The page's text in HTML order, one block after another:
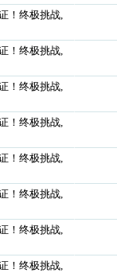
！终极挑战,
！终极挑战,
！终极挑战,
！终极挑战,
！终极挑战,
！终极挑战,
！终极挑战,
！终极挑战,